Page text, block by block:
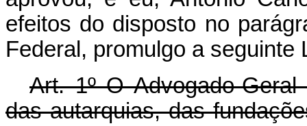
efeitos do disposto no
Federal, promulgo a seguinte
Art. 1º O Advogado-
das autarquias, das